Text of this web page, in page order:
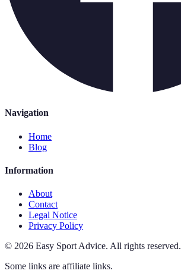
Navigation
Home
Blog
Information
About
Contact
Legal Notice
Privacy Policy
© 2026 Easy Sport Advice. All rights reserved.
Some links are affiliate links.